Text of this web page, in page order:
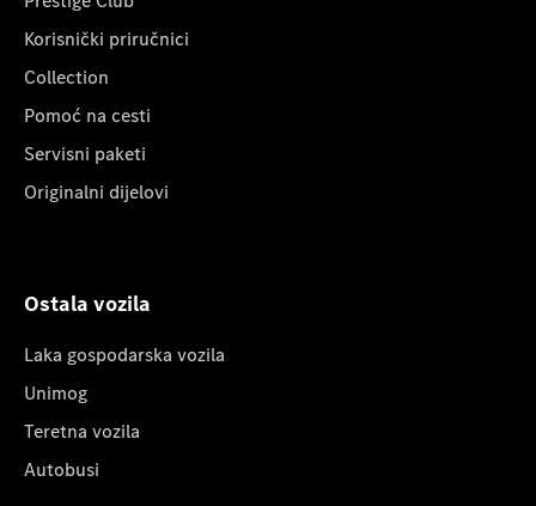
Korisnički priručnici
Collection
Pomoć na cesti
Servisni paketi
Originalni dijelovi
Ostala vozila
Laka gospodarska vozila
Unimog
Teretna vozila
Autobusi